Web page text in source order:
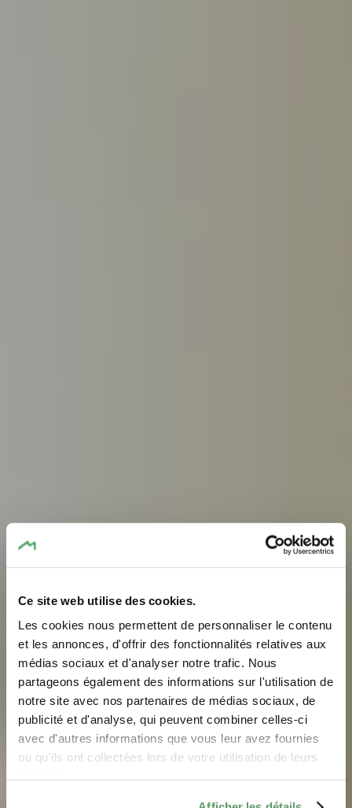
Ce site web utilise des cookies.
Les cookies nous permettent de personnaliser le contenu
et les annonces, d'offrir des fonctionnalités relatives aux
médias sociaux et d'analyser notre trafic. Nous
partageons également des informations sur l'utilisation de
notre site avec nos partenaires de médias sociaux, de
publicité et d'analyse, qui peuvent combiner celles-ci
avec d'autres informations que vous leur avez fournies
ou qu'ils ont collectées lors de votre utilisation de leurs
Meetings Incentives
Congress Events